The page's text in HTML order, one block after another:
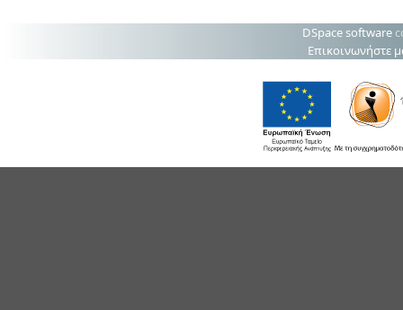
DSpace software
Επικοινωνήστε